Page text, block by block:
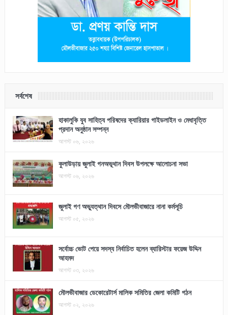
সর্বশেষ
হাকালুকি যুব সাহিত্য পরিষদের ক্যারিয়ার গাইডলাইন ও মেধাবৃত্তি
প্রদান অনুষ্ঠান সম্পন্ন
আগস্ট ০৬, ২০২৬
কুলাউড়ায় জুলাই গনঅভূথান দিবস উপলক্ষে আলোচনা সভা
আগস্ট ০৬, ২০২৬
জুলাই গণ অভ্যুত্থান দিবসে মৌলভীবাজারে নানা কর্মসূচি
আগস্ট ০৫, ২০২৬
সর্বোচ্চ ভোট পেয়ে সদস্য নির্বাচিত হলেন ব্যারিস্টার ফয়েজ উদ্দিন
আহমদ
আগস্ট ০৩, ২০২৬
মৌলভীবাজার ডেকোরেটার্স মালিক সমিতির জেলা কমিটি গঠন
আগস্ট ০২, ২০২৬